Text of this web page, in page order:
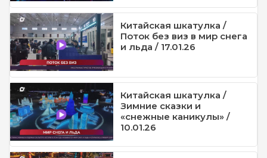
Китайская шкатулка /
Поток без виз в мир снега
и льда / 17.01.26
Китайская шкатулка /
Зимние сказки и
«снежные каникулы» /
10.01.26